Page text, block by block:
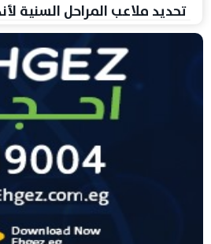
تحديد ملاعب المراحل السنية